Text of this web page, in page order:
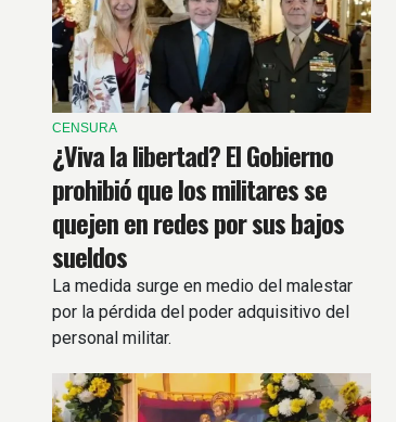
CENSURA
¿Viva la libertad? El Gobierno
prohibió que los militares se
quejen en redes por sus bajos
sueldos
La medida surge en medio del malestar
por la pérdida del poder adquisitivo del
personal militar.